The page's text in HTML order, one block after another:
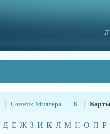
Сонник Миллера К Карты
Д Е Ж З И К Л М Н О П Р